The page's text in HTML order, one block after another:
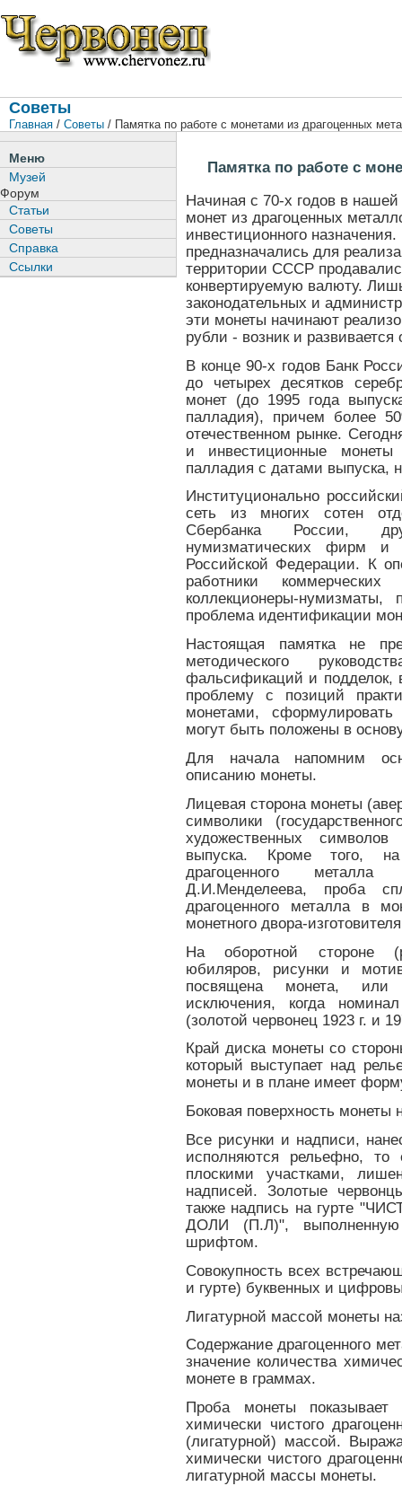
Советы
Главная / Советы / Памятка по работе с монетами из драгоценных
Меню
Музей
Форум
Статьи
Советы
Справка
Ссылки
Памятка по работе с
Начиная с 70-х годов в
монет из драгоценных
инвестиционного
предназначались для
территории СССР
конвертируемую валюту.
законодательных и
эти монеты начинают
рубли - возник и
В конце 90-х годов Банк
до четырех десятков
монет (до 1995 года
палладия), причем более
отечественном рынке.
и инвестиционные
палладия с датами выпуска,
Институционально
сеть из многих сотен
Сбербанка России,
нумизматических фирм и
Российской Федерации. К
работники
коллекционеры-нумизматы,
проблема идентификации
Настоящая памятка не
методического
фальсификаций и подделок,
проблему с позиций
монетами,
могут быть положены в
Для начала напомним
описанию монеты.
Лицевая сторона монеты
символики
художественных
выпуска. Кроме того, на
драгоценного
Д.И.Менделеева, проба
драгоценного металла в
монетного двора-
На оборотной стороне
юбиляров, рисунки и
посвящена монета, или
исключения, когда
(золотой червонец 1923 г. и
Край диска монеты со
который выступает над
монеты и в плане имеет
Боковая поверхность монеты
Все рисунки и надписи,
исполняются рельефно,
плоскими участками,
надписей. Золотые
также надпись на гурте
ДОЛИ (П.Л)",
шрифтом.
Совокупность всех
и гурте) буквенных и
Лигатурной массой монеты
Содержание драгоценного
значение количества
монете в граммах.
Проба монеты показывает
химически чистого
(лигатурной) массой.
химически чистого
лигатурной массы монеты.